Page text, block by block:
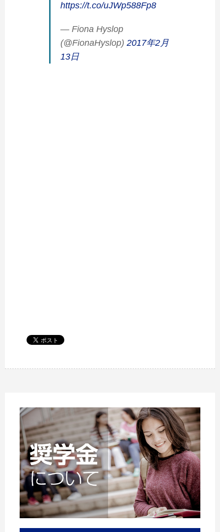
https://t.co/uJWp588Fp8
— Fiona Hyslop
(@FionaHyslop) 2017年2月
13日